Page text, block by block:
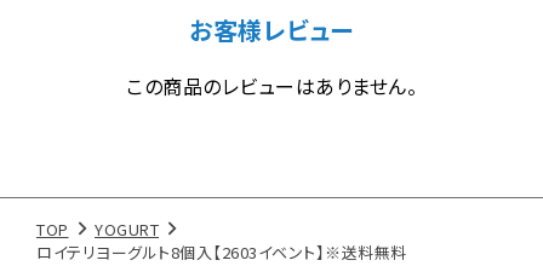
お客様レビュー
この商品のレビューはありません。
TOP
YOGURT
ロイテリヨーグルト8個入【2603イベント】※送料無料